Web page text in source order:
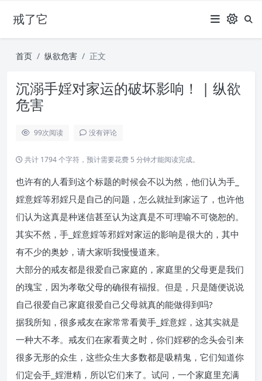
戒了它
首页 纵欲危害 正文
沉溺手婬对家运的破坏影响！ | 纵欲
危害
99次阅读 没有评论
共计 1794 个字符，预计需要花费 5 分钟才能阅读完成。
也许有的人看到这个标题的时候会不以为然，他们认为手_
婬意婬等邪婬只是自己的问题，怎么就扯到家运了，也许他
们认为这真是种迷信甚至认为这真是不可理喻不可饶恕的。
其实不然，手_婬意婬等邪婬对家运的影响是很大的，其中
有不少的奥妙，请大家听我慢慢道来。
大部分的戒友都是很爱自己家庭的，家庭里的父母更是我们
的瑰宝，因为孝敬父母的确很有福报。但是，只是随便说说
自己很爱自己家庭很爱自己父母就真的能做得到吗?
据我所知，很多戒友在家常常看黄手_婬意婬，这其实就是
一种大不孝。戒友们在家看黄之时，你们婬秽的念头会引来
很多无形的众生，这些众生大多数都是吸精鬼，它们知道你
们定会手_婬泄精，所以它们来了。试问，一个家庭里充满